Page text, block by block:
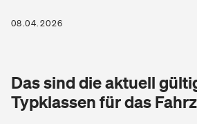
Zur Übersicht
Tools
Glasversicherung
Kinderunfall­ver­si­che­rung
Private Krankenversicherung
Dread-Disease-Versicherung
08.04.2026
Das sind die aktuell
Typklassen für das